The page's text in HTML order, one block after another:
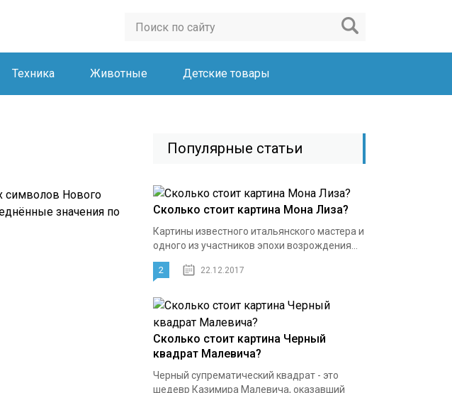
Техника Животные Детские товары
символов Нового
значения по
Популярные статьи
Сколько стоит картина Мона Лиза?
Картины известного итальянского мастера и
одного из участников эпохи возрождения...
2 22.12.2017
Сколько стоит картина Черный
квадрат Малевича?
Черный супрематический квадрат - это
шедевр Казимира Малевича, оказавший